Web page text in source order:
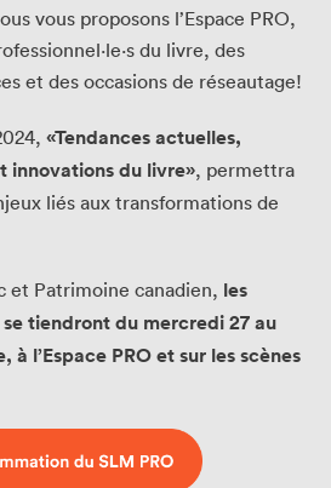
vous proposons l’Espace PRO,
du livre, des
et des occasions de réseautage!
«Tendances actuelles,
innovations du livre», permettra
liés aux transformations de
et Patrimoine canadien, les
tiendront du mercredi 27 au
, à l’Espace PRO et sur les scènes